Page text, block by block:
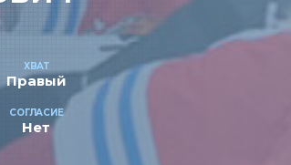
ХВАТ
Правый
СОГЛАСИЕ
Нет